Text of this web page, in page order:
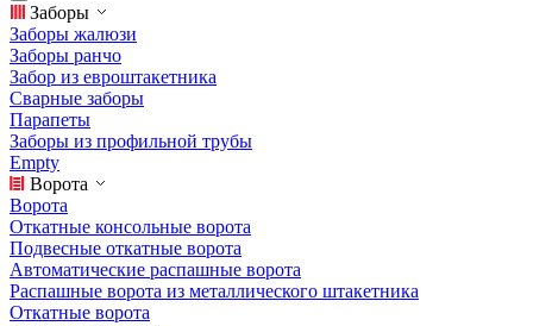
Заборы
Заборы жалюзи
Заборы ранчо
Забор из евроштакетника
Сварные заборы
Парапеты
Заборы из профильной трубы
Empty
Ворота
Ворота
Откатные консольные ворота
Подвесные откатные ворота
Автоматические распашные ворота
Распашные ворота из металлического штакетника
Откатные ворота